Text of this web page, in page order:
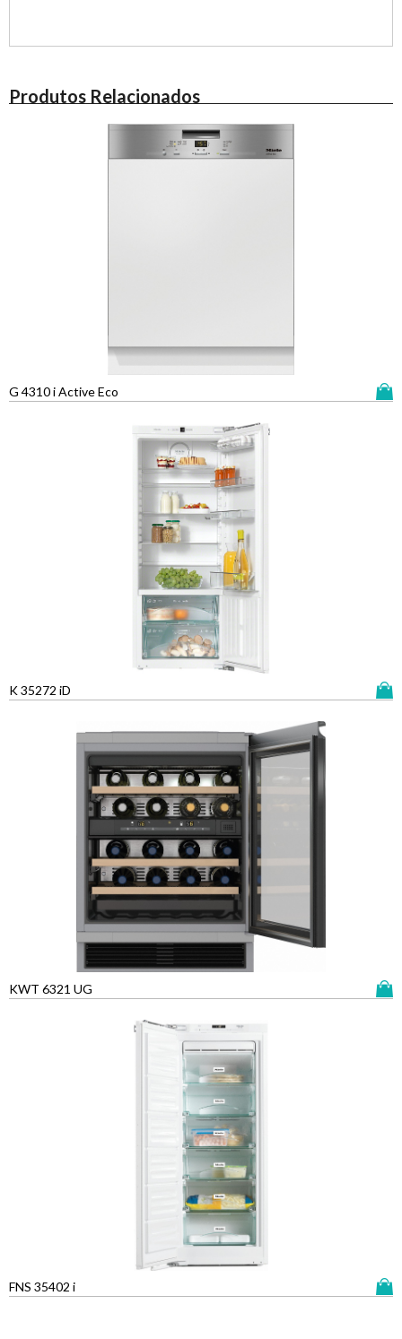
Produtos Relacionados
G 4310 i Active Eco
K 35272 iD
KWT 6321 UG
FNS 35402 i